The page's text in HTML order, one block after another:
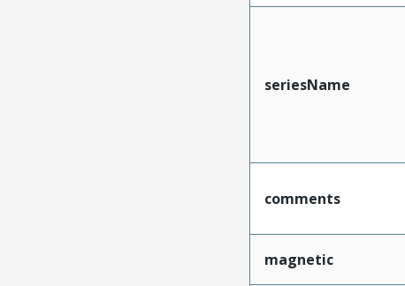
seriesName
comments
magnetic